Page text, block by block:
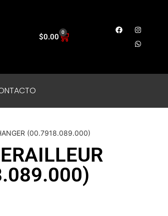
$0.00 0
(00.7918.089.000)